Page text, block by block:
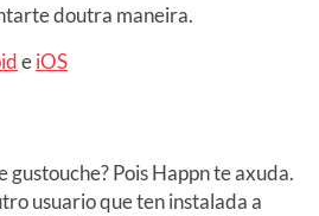
doutra maneira.
eiOS
gustouche? Pois Happn te axuda.
usuario que ten instalada a